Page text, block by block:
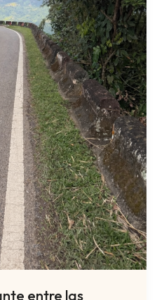
entre las